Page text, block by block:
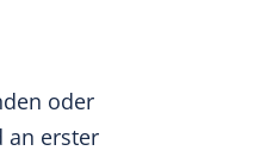
oder
an erster